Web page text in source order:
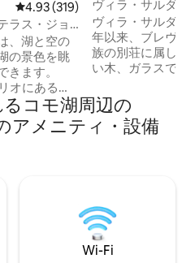
レビュー319件、5つ星中4.93つ
4.93 (319)
ラス・ジョ
、湖と空の
の景色を眺
ます。
オにある湖
400年の歴
ージ・クル
ィラ・オレ
備えていま
いレストラ
湖の静か
ップルや家
ヴィラ・サルダー
ヴィラ・サルダー
年以来、ブレヴィ
族の別荘に属して
い木、ガラスで作
ンド・ホテル・ヴ
ラリアーノ湖畔の
特徴的な素晴らし
ートレンタル、タ
をご利用いただけ
コモ湖周⁠辺⁠の
ア⁠メ⁠ニ⁠テ⁠ィ・設⁠備
Wi-Fi